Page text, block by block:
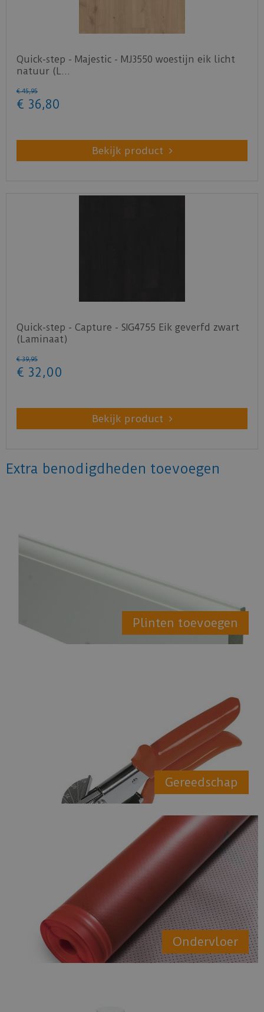
Quick-step - Majestic - MJ3550 woestijn eik licht
natuur (L…
€ 45,95
€ 36,80
Bekijk product
Quick-step - Capture - SIG4755 Eik geverfd zwart
(Laminaat)
€ 39,95
€ 32 ,00
Bekijk product
Extra benodigdheden toevoegen
Plinten toevoegen
Gereedschap
Ondervloer